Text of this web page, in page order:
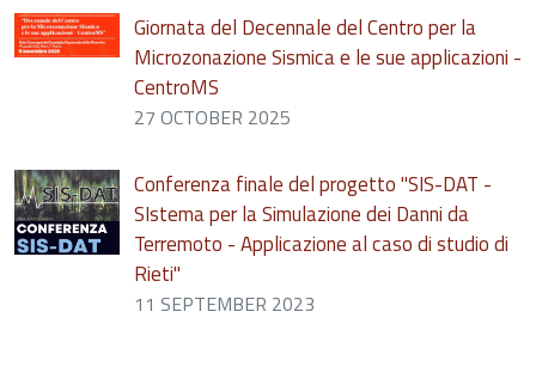
Giornata del Decennale del Centro per la
Microzonazione Sismica e le sue applicazioni -
CentroMS
27 OCTOBER 2025
Conferenza finale del progetto "SIS-DAT -
SIstema per la Simulazione dei Danni da
Terremoto - Applicazione al caso di studio di
Rieti"
11 SEPTEMBER 2023